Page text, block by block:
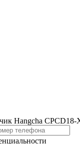
Hangcha CPCD18-